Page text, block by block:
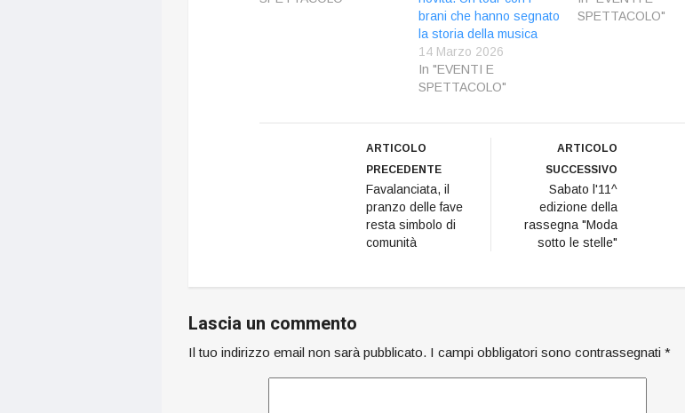
brani che hanno segnato
la storia della musica
14 Marzo 2026
In "EVENTI E
SPETTACOLO"
SPETTACOLO"
ARTICOLO
PRECEDENTE
Favalanciata, il
pranzo delle fave
resta simbolo di
comunità
ARTICOLO
SUCCESSIVO
Sabato l'11^
edizione della
rassegna "Moda
sotto le stelle"
Lascia un commento
Il tuo indirizzo email non sarà pubblicato. I campi obbligatori sono contrassegnati *